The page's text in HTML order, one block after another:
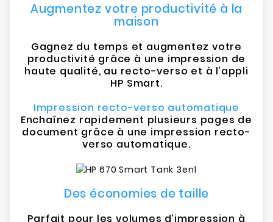
Augmentez votre productivité à la
maison
Gagnez du temps et augmentez votre
productivité grâce à une impression de
haute qualité, au recto-verso et à l’appli
HP Smart.
Impression recto-verso automatique
Enchaînez rapidement plusieurs pages de
document grâce à une impression recto-
verso automatique.
Des économies de taille
Parfait pour les volumes d’impression à